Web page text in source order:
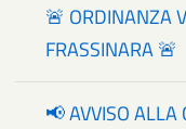
🚨 ORDINANZA
FRASSINARA 🚨
📢 AVVISO ALLA